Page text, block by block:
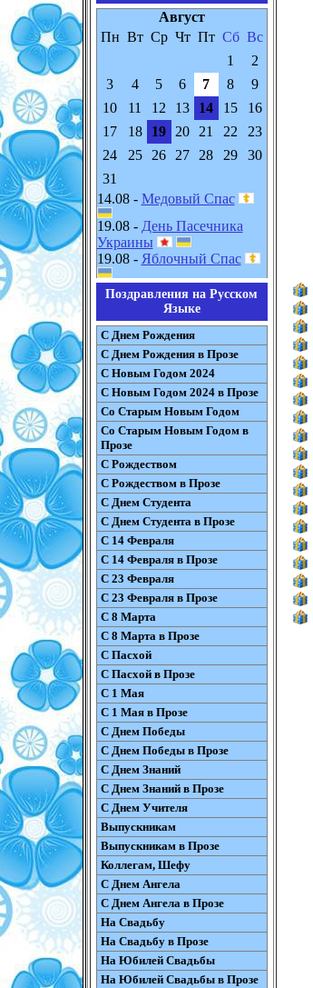
Август
Пн Вт Ср Чт Пт Сб Вс
1
2
3
4 5 6 7 8
9
10
11 12 13 14 15
16
17
18 19 20 21 22
23
24
25 26 27 28 29
30
31
14.08 - Медовый Спас
19.08 - День Пасечника
Украины
19.08 - Яблочный Спас
Поздравления на Русском
Языке
С Днем Рождения
С Днем Рождения в Прозе
С Новым Годом 2024
С Новым Годом 2024 в Прозе
Со Старым Новым Годом
Со Старым Новым Годом в
Прозе
С Рождеством
С Рождеством в Прозе
С Днем Студента
С Днем Студента в Прозе
С 14 Февраля
С 14 Февраля в Прозе
С 23 Февраля
С 23 Февраля в Прозе
С 8 Марта
С 8 Марта в Прозе
С Пасхой
С Пасхой в Прозе
С 1 Мая
С 1 Мая в Прозе
С Днем Победы
С Днем Победы в Прозе
С Днем Знаний
С Днем Знаний в Прозе
С Днем Учителя
Выпускникам
Выпускникам в Прозе
Коллегам, Шефу
С Днем Ангела
С Днем Ангела в Прозе
На Свадьбу
На Свадьбу в Прозе
На Юбилей Свадьбы
На Юбилей Свадьбы в Прозе